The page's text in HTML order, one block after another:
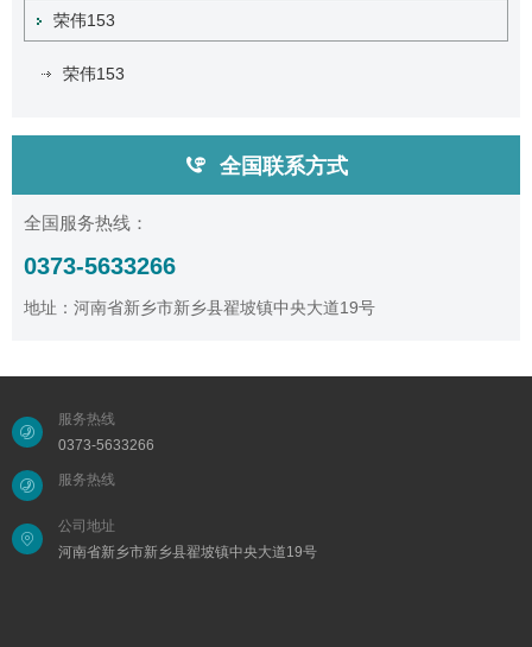
荣伟153
荣伟153
全国联系方式
全国服务热线：
0373-5633266
地址：河南省新乡市新乡县翟坡镇中央大道19号
服务热线
0373-5633266
服务热线
公司地址
河南省新乡市新乡县翟坡镇中央大道19号